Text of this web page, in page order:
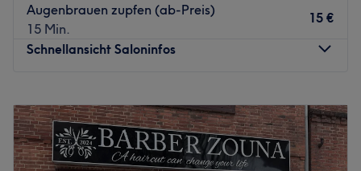
Atmosphäre: Schick, hell, gemütlich.
Expertise: Haarverlängerung.
Extras: Kostenfreie Getränke zu den Behandlungen.
Augenbrauen zupfen (ab-Preis)
15 Min.
15 €
Schnellansicht Saloninfos
Dienstag
09:00–18:00
Mittwoch
09:00–18:00
Donnerstag
09:00–18:00